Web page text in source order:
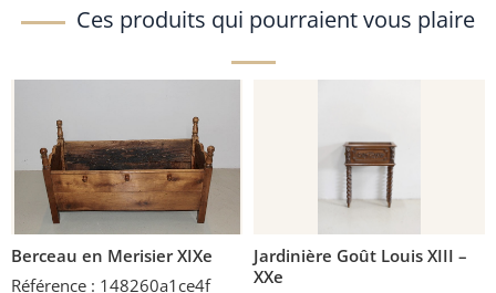
Ces produits qui pourraient vous plaire
Berceau en Merisier XIXe
Référence : 148260a1ce4f
Jardinière Goût Louis XIII –
XXe